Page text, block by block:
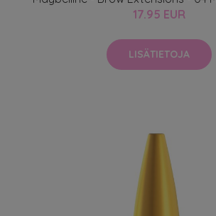
17.95 EUR
LISÄTIETOJA